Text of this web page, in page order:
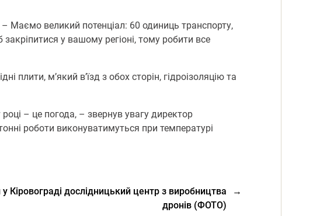
Маємо великий потенціал: 60 одиниць транспорту,
у вашому регіоні, тому робити все
плити, м’який в’їзд з обох сторін, гідроізоляцію та
– це погода, – звернув увагу директор
роботи виконуватимуться при температурі
→
у Кіровограді дослідницький центр з виробництва
дронів (ФОТО)